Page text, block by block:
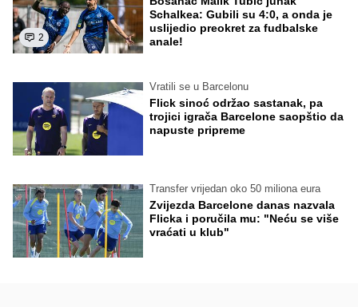
2
Schalkea: Gubili su 4:0, a onda je
uslijedio preokret za fudbalske
anale!
Vratili se u Barcelonu
Flick sinoć održao sastanak, pa
trojici igrača Barcelone saopštio da
napuste pripreme
Transfer vrijedan oko 50 miliona eura
Zvijezda Barcelone danas nazvala
Flicka i poručila mu: "Neću se više
vraćati u klub"